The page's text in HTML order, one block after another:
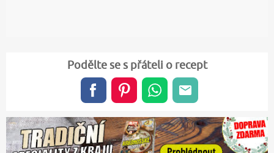
Podělte se s přáteli o recept